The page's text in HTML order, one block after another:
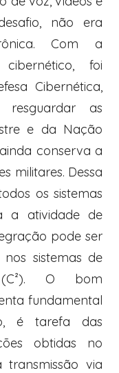
não era
Com a
foi
Cibernética,
as
e da Nação
conserva a
militares. Dessa
os sistemas
a atividade de
pode ser
sistemas de
O bom
fundamental
é tarefa das
obtidas no
via